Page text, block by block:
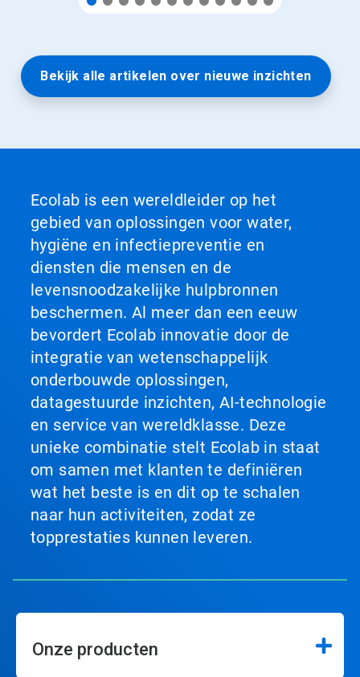
Bekijk alle artikelen over nieuwe inzichten
Ecolab is een wereldleider op het
gebied van oplossingen voor water,
hygiëne en infectiepreventie en
diensten die mensen en de
levensnoodzakelijke hulpbronnen
beschermen. Al meer dan een eeuw
bevordert Ecolab innovatie door de
integratie van wetenschappelijk
onderbouwde oplossingen,
datagestuurde inzichten, AI-technologie
en service van wereldklasse. Deze
unieke combinatie stelt Ecolab in staat
om samen met klanten te definiëren
wat het beste is en dit op te schalen
naar hun activiteiten, zodat ze
topprestaties kunnen leveren.
Onze producten